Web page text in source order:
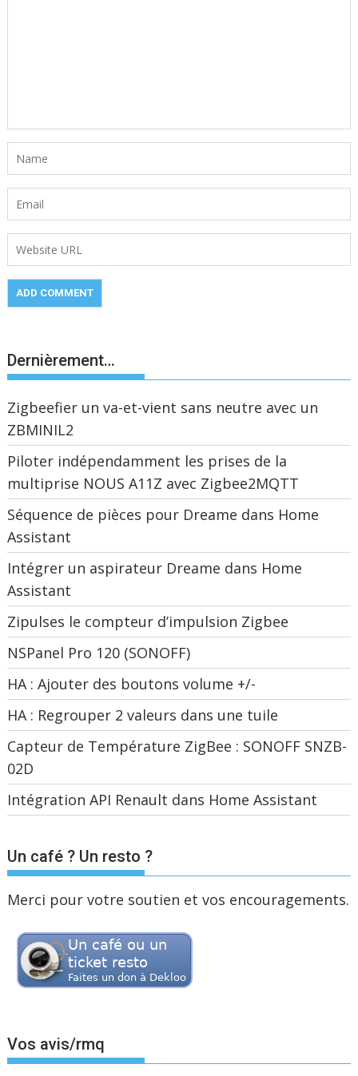
Dernièrement…
Zigbeefier un va-et-vient sans neutre avec un
ZBMINIL2
Piloter indépendamment les prises de la
multiprise NOUS A11Z avec Zigbee2MQTT
Séquence de pièces pour Dreame dans Home
Assistant
Intégrer un aspirateur Dreame dans Home
Assistant
Zipulses le compteur d’impulsion Zigbee
NSPanel Pro 120 (SONOFF)
HA : Ajouter des boutons volume +/-
HA : Regrouper 2 valeurs dans une tuile
Capteur de Température ZigBee : SONOFF SNZB-
02D
Intégration API Renault dans Home Assistant
Un café ? Un resto ?
Merci pour votre soutien et vos encouragements.
Vos avis/rmq